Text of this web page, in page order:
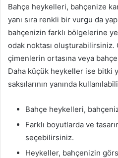
Bahçe heykelleri, bahçenize
yanı sıra renkli bir vurgu da
bahçenizin farklı bölgelerine
odak noktası
çimenlerin ortasına veya
Daha küçük heykeller ise bitki
saksılarının yanında
Bahçe heykelleri,
Farklı boyutlarda ve
seçebilirsiniz.
Heykeller, bahçenizin